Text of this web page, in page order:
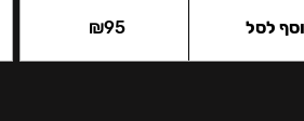
₪95 לסל